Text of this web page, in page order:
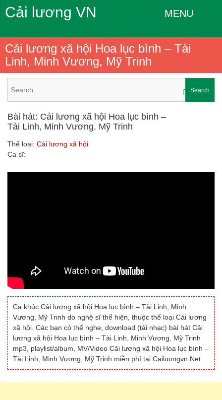
Cải lương VN MENU
Cải lương xã hội Hoa lục bình – Tài
Linh, Minh Vương, Mỹ Trinh
Search
Bài hát: Cải lương xã hội Hoa lục bình –
Tài Linh, Minh Vương, Mỹ Trinh
Thể loại: Cải lương xã hội
Ca sĩ:
Ca khúc Cải lương xã hội Hoa lục bình – Tài Linh, Minh
Vương, Mỹ Trinh do nghệ sĩ thể hiện, thuộc thể loại Cải lương
xã hội. Các bạn có thể nghe, download (tải nhạc) bài hát Cải
lương xã hội Hoa lục bình – Tài Linh, Minh Vương, Mỹ Trinh
mp3, playlist/album, MV/Video Cải lương xã hội Hoa lục bình –
Tài Linh, Minh Vương, Mỹ Trinh miễn phí tại Cailuongvn.Net